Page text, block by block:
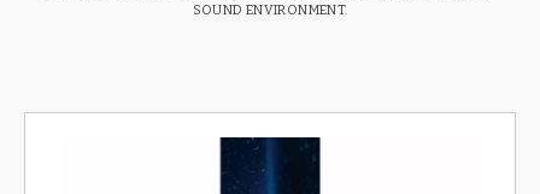
SOUND ENVIRONMENT.